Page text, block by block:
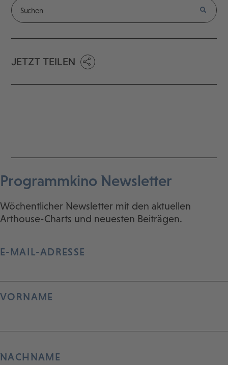
JETZT TEILEN
Programmkino Newsletter
Wöchentlicher Newsletter mit den aktuellen
Arthouse-Charts und neuesten Beiträgen.
E-MAIL-ADRESSE
VORNAME
NACHNAME